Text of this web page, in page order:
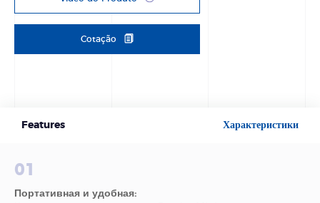
Cotação
Features Характеристики
01
Портативная и удобная: